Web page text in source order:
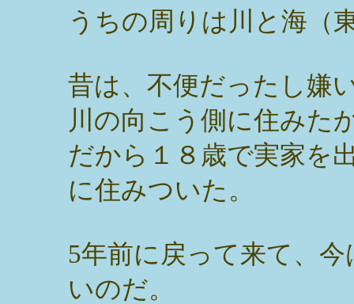
うちの周りは川と海（
昔は、不便だったし嫌
川の向こう側に住みた
だから１８歳で実家を
に住みついた。
5年前に戻って来て、
いのだ。